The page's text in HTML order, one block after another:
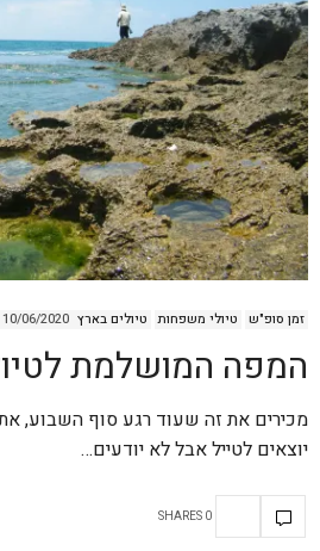
זמן סופ"ש טיולי משפחות טיולים בארץ 10/06/2020
המפה המושלמת
מכירים את זה שעוד רגע סוף השבוע,
יוצאים לטייל אבל לא יודעים…
0 SHARES